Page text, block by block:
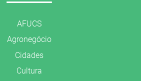
AFUCS
Agronegócio
Cidades
Cultura